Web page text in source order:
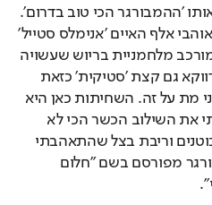
היום בוודאות אפשר להכתיר אותו 'ההמבורגר הכי טוב בדרום'.
ממליץ על הרוטב המטמטם לאוהבי אלף האיים 'אנימלס סטייל'
שנלקח מ'אין אנד אאוט'. הוא מורכב מלחמניית בריוש שעשויה
עם שמן זית, מאוד אוורירית ודווקא גם קצת 'סטיקית' כזאת
שנדבקת מאחורי השיניים - אני מת על זה. השחיתות כאן היא
מוגזמת. במקום הזה גם הכרתי את השילוב הכשר הכי לא
קונבנציונלי - תוספת חמאת בוטנים וריבת בצל שהתאהבתי
בה בקטע קשה. יש להם המבורגר מפורסם בשם "חלום